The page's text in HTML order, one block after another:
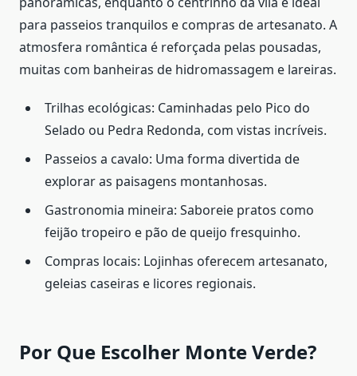
para passeios tranquilos e compras de artesanato. A
atmosfera romântica é reforçada pelas pousadas,
muitas com banheiras de hidromassagem e lareiras.
Trilhas ecológicas: Caminhadas pelo Pico do
Selado ou Pedra Redonda, com vistas incríveis.
Passeios a cavalo: Uma forma divertida de
explorar as paisagens montanhosas.
Gastronomia mineira: Saboreie pratos como
feijão tropeiro e pão de queijo fresquinho.
Compras locais: Lojinhas oferecem artesanato,
geleias caseiras e licores regionais.
Por Que Escolher Monte Verde?